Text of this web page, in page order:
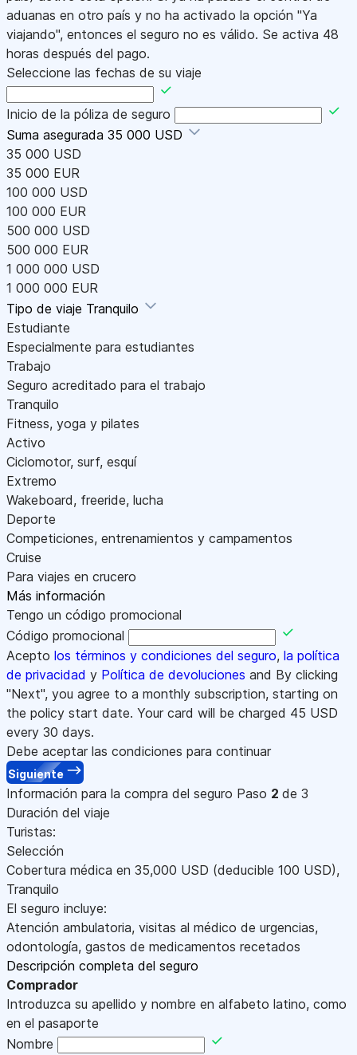
aduanas en otro país y no ha activado la opción "Ya
viajando", entonces el seguro no es válido. Se activa 48
horas después del pago.
Seleccione las fechas de su viaje
Inicio de la póliza de seguro
Suma asegurada 35 000 USD
35 000 USD
35 000 EUR
100 000 USD
100 000 EUR
500 000 USD
500 000 EUR
1 000 000 USD
1 000 000 EUR
Tipo de viaje Tranquilo
Estudiante
Especialmente para estudiantes
Trabajo
Seguro acreditado para el trabajo
Tranquilo
Fitness, yoga y pilates
Activo
Ciclomotor, surf, esquí
Extremo
Wakeboard, freeride, lucha
Deporte
Competiciones, entrenamientos y campamentos
Cruise
Para viajes en crucero
Más información
Tengo un código promocional
Código promocional
Acepto los términos y condiciones del seguro, la política
de privacidad y Política de devoluciones and By clicking
"Next", you agree to a monthly subscription, starting on
the policy start date. Your card will be charged 45 USD
every 30 days.
Debe aceptar las condiciones para continuar
Siguiente
Información para la compra del seguro Paso 2 de 3
Duración del viaje
Turistas:
Selección
Cobertura médica en 35,000 USD (deducible 100 USD),
Tranquilo
El seguro incluye:
Atención ambulatoria, visitas al médico de urgencias,
odontología, gastos de medicamentos recetados
Descripción completa del seguro
Comprador
Introduzca su apellido y nombre en alfabeto latino, como
en el pasaporte
Nombre